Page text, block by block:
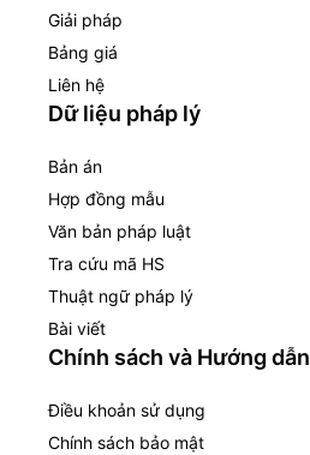
Giải pháp
Bảng giá
Liên hệ
Dữ liệu pháp lý
Bản án
Hợp đồng mẫu
Văn bản pháp luật
Tra cứu mã HS
Thuật ngữ pháp lý
Bài viết
Chính sách và Hướng dẫn
Điều khoản sử dụng
Chính sách bảo mật